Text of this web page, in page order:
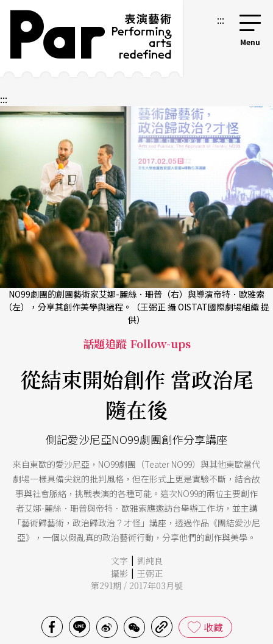
跳到主要內容區塊
網站導覽 :::
:::
NO99劇團的創團藝術家艾娜-麗絲．珊普（右）與導演帝特．歐雅索
（左），分享其創作美學與過程。（王弼正 攝 OISTAT國際劇場組織 提
供）
話題追蹤 Follow-ups
從結束開始創作 當政治尾
隨在後
側記愛沙尼亞NO99劇團創作分享講座
來自東歐的愛沙尼亞，NO99劇團（Teater NO99）與其他東歐當代
劇場一樣具備尖銳的批判風格，但在形式上更是實驗不斷，結合故
事與社會脈絡，挑戰表演的各種可能。這次NO99的兩位主要創作
者艾娜-麗絲．珊普與帝特．歐雅索應邀訪台舉辦工作坊，並主講
「藝術歸藝術，政治歸政治？才怪」講座，透過作品《團結愛沙尼
亞》，一個以假亂真的政治藝術行動，分享他們的創作與美學。
文字 | 劉純良
攝影 | 王弼正
第291期 / 2017年03月號
收藏